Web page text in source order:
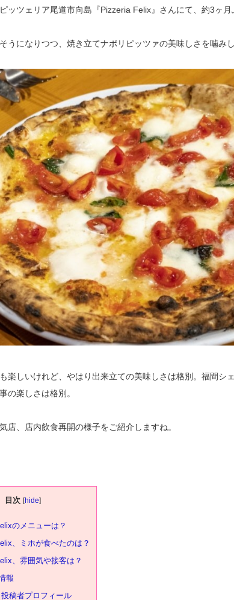
ッツェリア尾道市向島『Pizzeria Felix』さんにて、約3ヶ月
うになりつつ、焼き立てナポリピッツァの美味しさを噛み
楽しいけれど、やはり出来立ての美味しさは格別。福間シ
の楽しさは格別。
店、店内飲食再開の様子をご紹介しますね。
目次 [hide]
のメニューは？
、ミホが食べたのは？
、雰囲気や接客は？
報
投稿者プロフィール